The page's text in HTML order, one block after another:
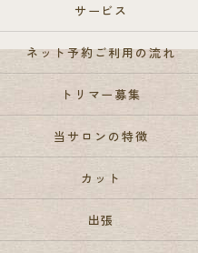
サービス
ネット予約ご利用の流れ
トリマー募集
当サロンの特徴
カット
出張